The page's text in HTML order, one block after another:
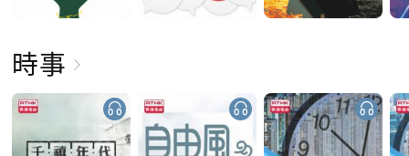
時事